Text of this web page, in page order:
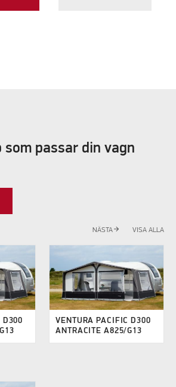
som passar din vagn
NÄSTAarrow_forward VISA ALLA
D300
VENTURA PACIFIC D300
ANTRACITE A825/G13